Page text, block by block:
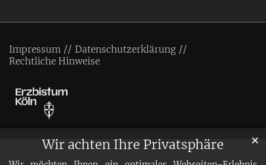
Wir achten Ihre Privatsphäre ✕
Impressum
Datenschutzerklärung
Rechtliche Hinweise